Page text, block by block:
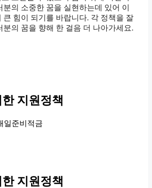
분의 소중한 꿈을 실현하는데 있어 이
큰 힘이 되기를 바랍니다. 각 정책을 잘
분의 꿈을 향해 한 걸음 더 나아가세요.
지원정책
일준비적금
지원정책